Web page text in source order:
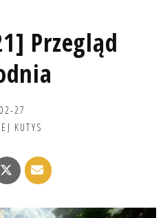
Przegląd
27
KUTYS